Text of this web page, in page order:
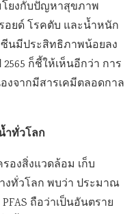
โยงกับปัญหาสุขภาพ
อยด์ โรคตับ และน้ำหนัก
นมีประสิทธิภาพน้อยลง
ก็ชี้ให้เห็นอีกว่า การ
งจากมีสารเคมีตลอดกาล
ำทั่วโลก
องสิ่งแวดล้อม เก็บ
งทั่วโลก พบว่า ประมาณ
ถือว่าเป็นอันตราย